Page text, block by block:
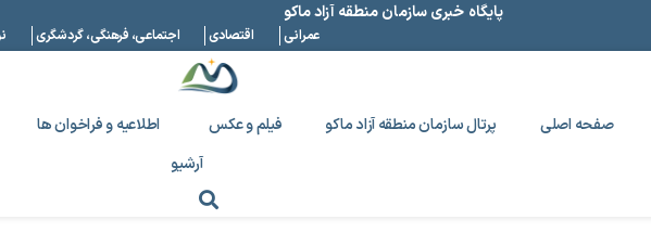
پایگاه خبری سازمان منطقه آزاد ماکو
عمرانی اقتصادی اجتماعی، فرهنگی، گردشگری
صفحه اصلی پرتال سازمان منطقه آزاد ماکو فیلم و عکس اطلاعیه و فراخوان ها
آرشیو